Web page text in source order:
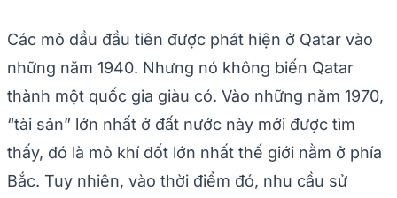
Các mỏ dầu đầu tiên được phát hiện ở Qatar vào
những năm 1940. Nhưng nó không biến Qatar
thành một quốc gia giàu có. Vào những năm 1970,
“tài sản” lớn nhất ở đất nước này mới được tìm
thấy, đó là mỏ khí đốt lớn nhất thế giới nằm ở phía
Bắc. Tuy nhiên, vào thời điểm đó, nhu cầu sử